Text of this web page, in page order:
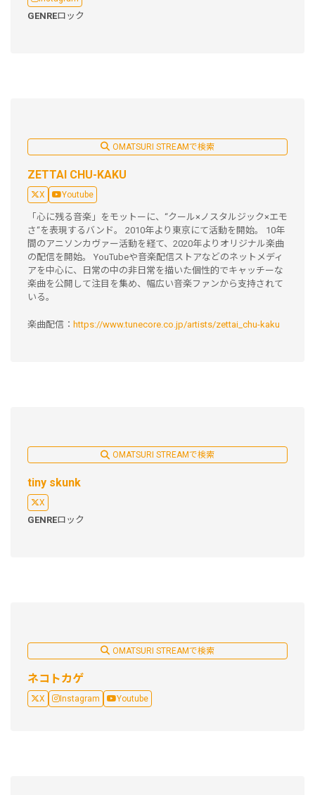
GENREロック
OMATSURI STREAMで検索
ZETTAI CHU-KAKU
X Youtube
「心に残る音楽」をモットーに、“クール×ノスタルジック×エモ
さ“を表現するバンド。 2010年より東京にて活動を開始。 10年
間のアニソンカヴァー活動を経て、2020年よりオリジナル楽曲
の配信を開始。 YouTubeや音楽配信ストアなどのネットメディ
アを中心に、日常の中の非日常を描いた個性的でキャッチーな
楽曲を公開して注目を集め、幅広い音楽ファンから支持されて
いる。
楽曲配信： https://www.tunecore.co.jp/artists/zettai_chu-kaku
OMATSURI STREAMで検索
tiny skunk
X
GENREロック
OMATSURI STREAMで検索
ネコトカゲ
X Instagram Youtube